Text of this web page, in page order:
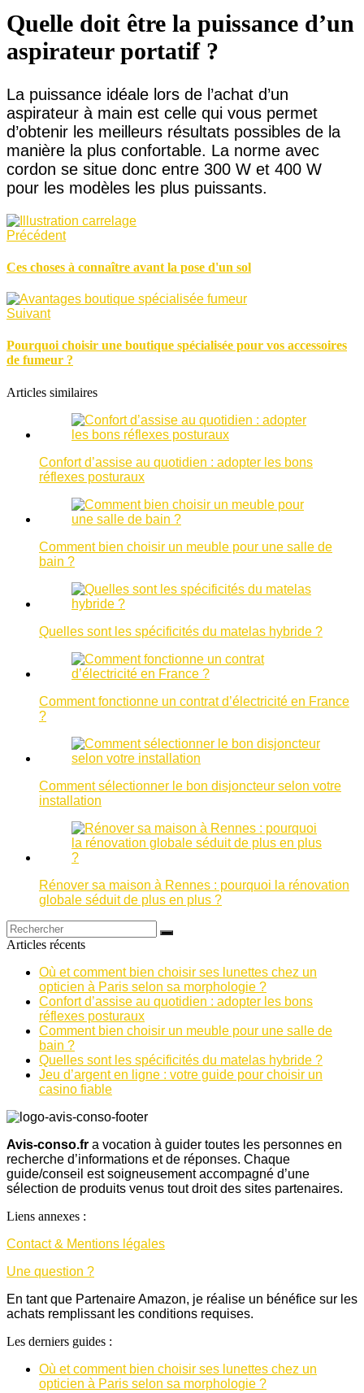
Quelle doit être la puissance d’un
aspirateur portatif ?
La puissance idéale lors de l’achat d’un
aspirateur à main est celle qui vous permet
d’obtenir les meilleurs résultats possibles de la
manière la plus confortable. La norme avec
cordon se situe donc entre 300 W et 400 W
pour les modèles les plus puissants.
Précédent
Ces choses à connaître avant la pose d'un sol
Suivant
Pourquoi choisir une boutique spécialisée pour vos accessoires
de fumeur ?
Articles similaires
Confort d’assise au quotidien : adopter les bons
réflexes posturaux
Comment bien choisir un meuble pour une salle de
bain ?
Quelles sont les spécificités du matelas hybride ?
Comment fonctionne un contrat d’électricité en France
?
Comment sélectionner le bon disjoncteur selon votre
installation
Rénover sa maison à Rennes : pourquoi la rénovation
globale séduit de plus en plus ?
Articles récents
Où et comment bien choisir ses lunettes chez un
opticien à Paris selon sa morphologie ?
Confort d’assise au quotidien : adopter les bons
réflexes posturaux
Comment bien choisir un meuble pour une salle de
bain ?
Quelles sont les spécificités du matelas hybride ?
Jeu d’argent en ligne : votre guide pour choisir un
casino fiable
Avis-conso.fr a vocation à guider toutes les personnes en
recherche d’informations et de réponses. Chaque
guide/conseil est soigneusement accompagné d’une
sélection de produits venus tout droit des sites partenaires.
Liens annexes :
Contact & Mentions légales
Une question ?
En tant que Partenaire Amazon, je réalise un bénéfice sur les
achats remplissant les conditions requises.
Les derniers guides :
Où et comment bien choisir ses lunettes chez un
opticien à Paris selon sa morphologie ?